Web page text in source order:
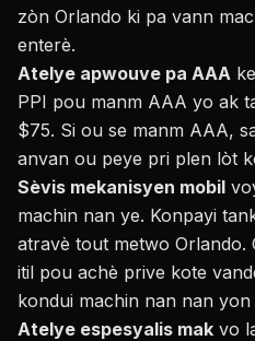
zòn Orlando ki pa vann
enterè.
Atelye apwouve pa AAA
PPI pou manm AAA yo ak
$75. Si ou se manm AAA,
anvan ou peye pri plen lòt
Sèvis mekanisyen mobil
machin nan ye. Konpayi
atravè tout metwo Orlando.
itil pou achè prive kote
kondui machin nan nan yon
Atelye espesyalis mak vo